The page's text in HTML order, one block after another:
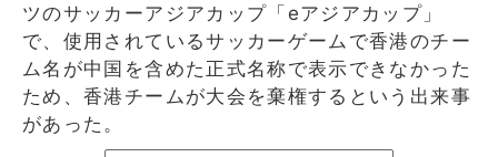
ツのサッカーアジアカップ「eアジアカップ」
で、使用されているサッカーゲームで香港のチー
ム名が中国を含めた正式名称で表示できなかった
ため、香港チームが大会を棄権するという出来事
があった。